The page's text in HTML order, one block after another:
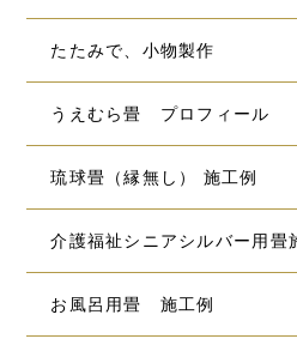
たたみで、小物製作
うえむら畳 プロフィール
琉球畳（縁無し） 施工例
介護福祉シニアシルバー用畳
お風呂用畳 施工例